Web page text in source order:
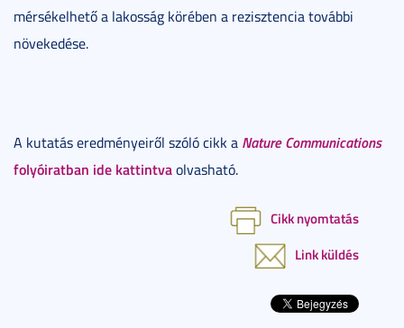
mérsékelhető a lakosság körében a rezisztencia további
növekedése.
A kutatás eredményeiről szóló cikk a Nature Communications
folyóiratban ide kattintvaolvasható.
Cikk nyomtatás
Link küldés